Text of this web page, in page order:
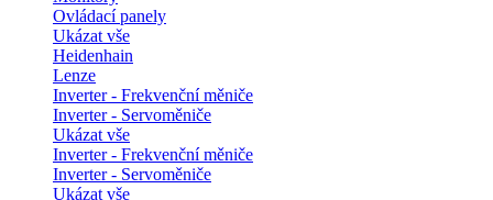
Ovládací panely
Ukázat vše
Heidenhain
Lenze
Inverter - Frekvenční měniče
Inverter - Servoměniče
Ukázat vše
Inverter - Frekvenční měniče
Inverter - Servoměniče
Ukázat vše